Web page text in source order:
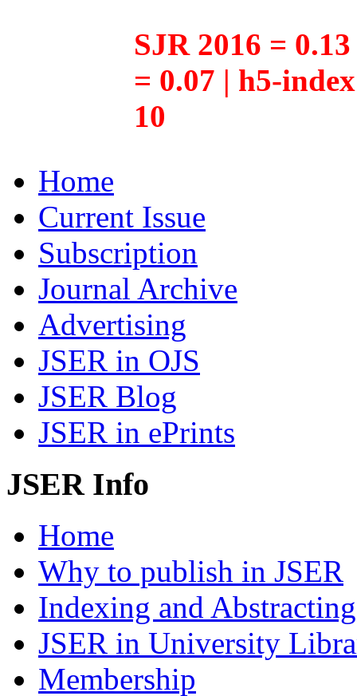
SJR 2016 =
= 0.07 | h5-
10
Home
Current Issue
Subscription
Journal Archive
Advertising
JSER in OJS
JSER Blog
JSER in ePrints
JSER Info
Home
Why to publish in JSER
Indexing and Abstracting
JSER in University
Membership